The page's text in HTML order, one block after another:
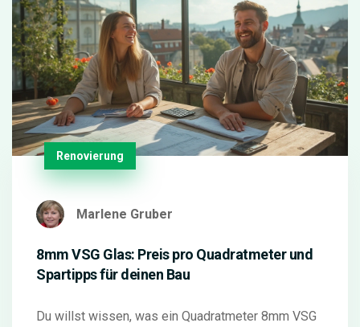
Renovierung
Marlene Gruber
8mm VSG Glas: Preis pro Quadratmeter und
Spartipps für deinen Bau
Du willst wissen, was ein Quadratmeter 8mm VSG